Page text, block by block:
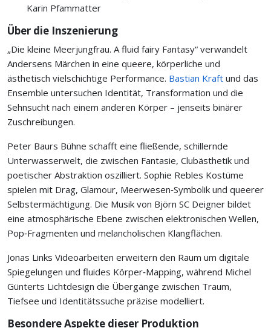
Karin Pfammatter
Über die Inszenierung
„Die kleine Meerjungfrau. A fluid fairy Fantasy“ verwandelt
Andersens Märchen in eine queere, körperliche und
ästhetisch vielschichtige Performance. Bastian Kraft und das
Ensemble untersuchen Identität, Transformation und die
Sehnsucht nach einem anderen Körper – jenseits binärer
Zuschreibungen.
Peter Baurs Bühne schafft eine fließende, schillernde
Unterwasserwelt, die zwischen Fantasie, Clubästhetik und
poetischer Abstraktion oszilliert. Sophie Rebles Kostüme
spielen mit Drag, Glamour, Meerwesen‑Symbolik und queerer
Selbstermächtigung. Die Musik von Björn SC Deigner bildet
eine atmosphärische Ebene zwischen elektronischen Wellen,
Pop‑Fragmenten und melancholischen Klangflächen.
Jonas Links Videoarbeiten erweitern den Raum um digitale
Spiegelungen und fluides Körper‑Mapping, während Michel
Günterts Lichtdesign die Übergänge zwischen Traum,
Tiefsee und Identitätssuche präzise modelliert.
Besondere Aspekte dieser Produktion